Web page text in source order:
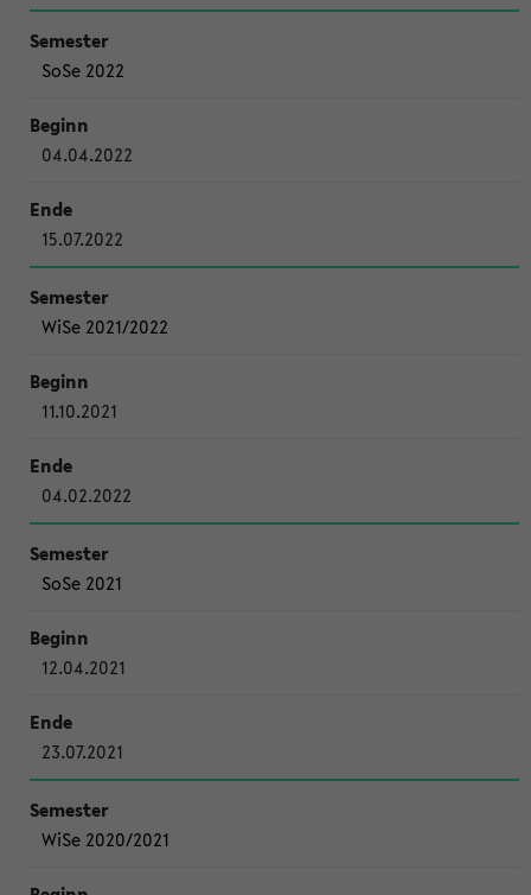
SoSe 2022
04.04.2022
15.07.2022
WiSe 2021/2022
11.10.2021
04.02.2022
SoSe 2021
12.04.2021
23.07.2021
WiSe 2020/2021